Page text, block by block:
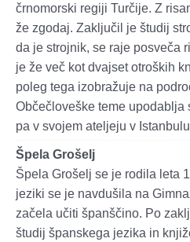
črnomorski regiji Turčije. Z
že zgodaj. Zaključil je študij
da je strojnik, se raje posveča
je že več kot dvajset otroških
poleg tega izobražuje na
Občečloveške teme upodablja
pa v svojem ateljeju v
Špela Grošelj
Špela Grošelj se je rodila leta
jeziki se je navdušila na
začela učiti španščino. Po
študij španskega jezika in